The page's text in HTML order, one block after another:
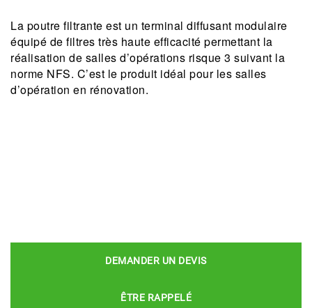
La poutre filtrante est un terminal diffusant modulaire
équipé de filtres très haute efficacité permettant la
réalisation de salles d’opérations risque 3 suivant la
norme NFS. C’est le produit idéal pour les salles
d’opération en rénovation.
DEMANDER UN DEVIS
ÊTRE RAPPELÉ